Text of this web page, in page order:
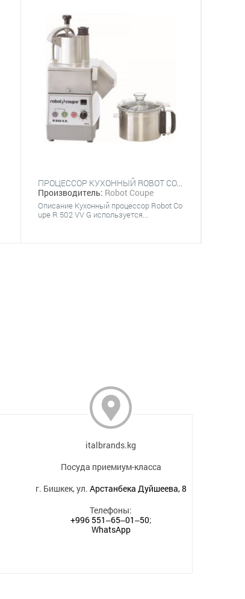
ПРОЦЕССОР КУХОННЫЙ ROBOT COUPE R 502 VV G
Производитель: Robot Coupe
Описание Кухонный процессор Robot Co
upe R 502 VV G используется...
italbrands.kg
Посуда приемиум-класса
г. Бишкек, ул. Арстанбека Дуйшеева, 8
Телефоны:
+996 551‒65‒01‒50;
WhatsApp